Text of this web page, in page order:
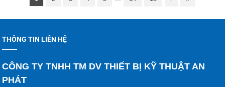
THÔNG TIN LIÊN HỆ
CÔNG TY TNHH TM DV THIẾT BỊ KỸ THUẬT AN
PHÁT